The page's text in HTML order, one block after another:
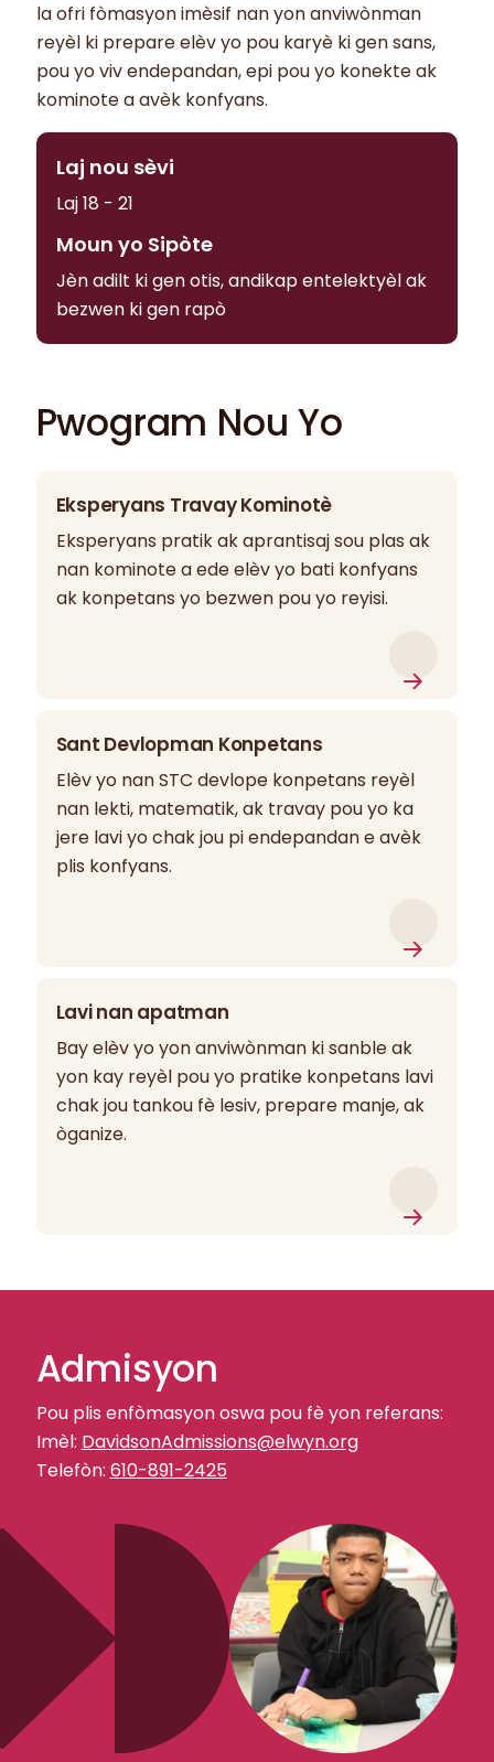
la ofri fòmasyon imèsif nan yon anviwònman
reyèl ki prepare elèv yo pou karyè ki gen sans,
pou yo viv endepandan, epi pou yo konekte ak
kominote a avèk konfyans.
Laj nou sèvi
Laj 18 - 21
Moun yo Sipòte
Jèn adilt ki gen otis, andikap entelektyèl ak
bezwen ki gen rapò
Pwogram Nou Yo
Eksperyans Travay Kominotè
Eksperyans pratik ak aprantisaj sou plas ak
nan kominote a ede elèv yo bati konfyans
ak konpetans yo bezwen pou yo reyisi.
Sant Devlopman Konpetans
Elèv yo nan STC devlope konpetans reyèl
nan lekti, matematik, ak travay pou yo ka
jere lavi yo chak jou pi endepandan e avèk
plis konfyans.
Lavi nan apatman
Bay elèv yo yon anviwònman ki sanble ak
yon kay reyèl pou yo pratike konpetans lavi
chak jou tankou fè lesiv, prepare manje, ak
òganize.
Admisyon
Pou plis enfòmasyon oswa pou fè yon referans:
Imèl: DavidsonAdmissions@elwyn.org
Telefòn: 610-891-2425